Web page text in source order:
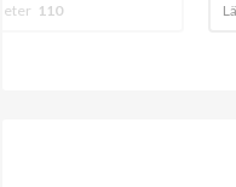
Lägenheter